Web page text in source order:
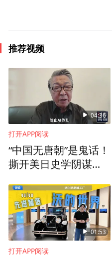
推荐视频
04:36
打开APP阅读
“中国无唐朝”是鬼话！
撕开美日史学阴谋：
01:53
打开APP阅读